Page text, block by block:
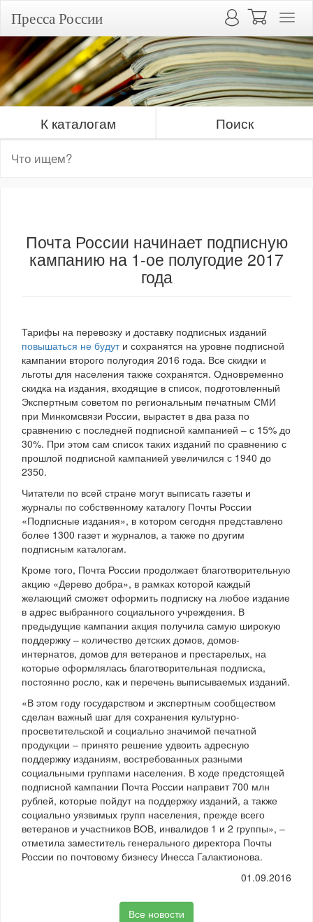
Пресса России
К каталогам Поиск
Почта России начинает подписную
кампанию на 1-ое полугодие 2017
года
Тарифы на перевозку и доставку подписных изданий
повышаться не будути сохранятся на уровне подписной
кампании второго полугодия 2016 года. Все скидки и
льготы для населения также сохранятся. Одновременно
скидка на издания, входящие в список, подготовленный
Экспертным советом по региональным печатным СМИ
при Минкомсвязи России, вырастет в два раза по
сравнению с последней подписной кампанией – с 15% до
30%. При этом сам список таких изданий по сравнению с
прошлой подписной кампанией увеличился с 1940 до
2350.
Читатели по всей стране могут выписать газеты и
журналы по собственному каталогу Почты России
«Подписные издания», в котором сегодня представлено
более 1300 газет и журналов, а также по другим
подписным каталогам.
Кроме того, Почта России продолжает благотворительную
акцию «Дерево добра», в рамках которой каждый
желающий сможет оформить подписку на любое издание
в адрес выбранного социального учреждения. В
предыдущие кампании акция получила самую широкую
поддержку – количество детских домов, домов-
интернатов, домов для ветеранов и престарелых, на
которые оформлялась благотворительная подписка,
постоянно росло, как и перечень выписываемых изданий.
«В этом году государством и экспертным сообществом
сделан важный шаг для сохранения культурно-
просветительской и социально значимой печатной
продукции – принято решение удвоить адресную
поддержку изданиям, востребованных разными
социальными группами населения. В ходе предстоящей
подписной кампании Почта России направит 700 млн
рублей, которые пойдут на поддержку изданий, а также
социально уязвимых групп населения, прежде всего
ветеранов и участников ВОВ, инвалидов 1 и 2 группы», –
отметила заместитель генерального директора Почты
России по почтовому бизнесу Инесса Галактионова.
01.09.2016
Все новости